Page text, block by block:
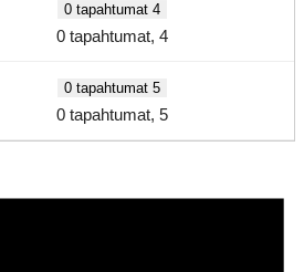
0 tapahtumat 4
0 tapahtumat, 4
0 tapahtumat 5
0 tapahtumat, 5